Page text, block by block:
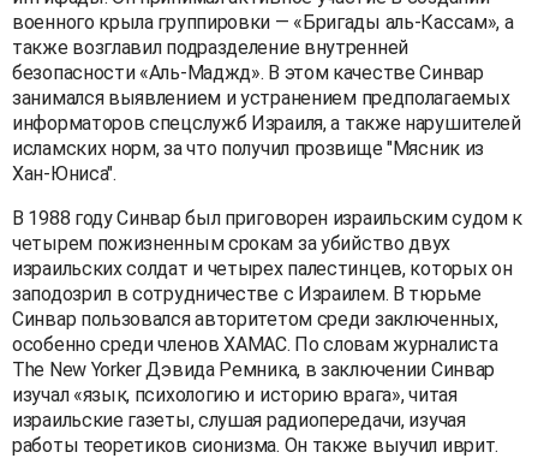
военного крыла группировки — «Бригады аль-Кассам», а
также возглавил подразделение внутренней
безопасности «Аль-Маджд». В этом качестве Синвар
занимался выявлением и устранением предполагаемых
информаторов спецслужб Израиля, а также нарушителей
исламских норм, за что получил прозвище "Мясник из
Хан-Юниса".
В 1988 году Синвар был приговорен израильским судом к
четырем пожизненным срокам за убийство двух
израильских солдат и четырех палестинцев, которых он
заподозрил в сотрудничестве с Израилем. В тюрьме
Синвар пользовался авторитетом среди заключенных,
особенно среди членов ХАМАС. По словам журналиста
The New Yorker Дэвида Ремника, в заключении Синвар
изучал «язык, психологию и историю врага», читая
израильские газеты, слушая радиопередачи, изучая
работы теоретиков сионизма. Он также выучил иврит.